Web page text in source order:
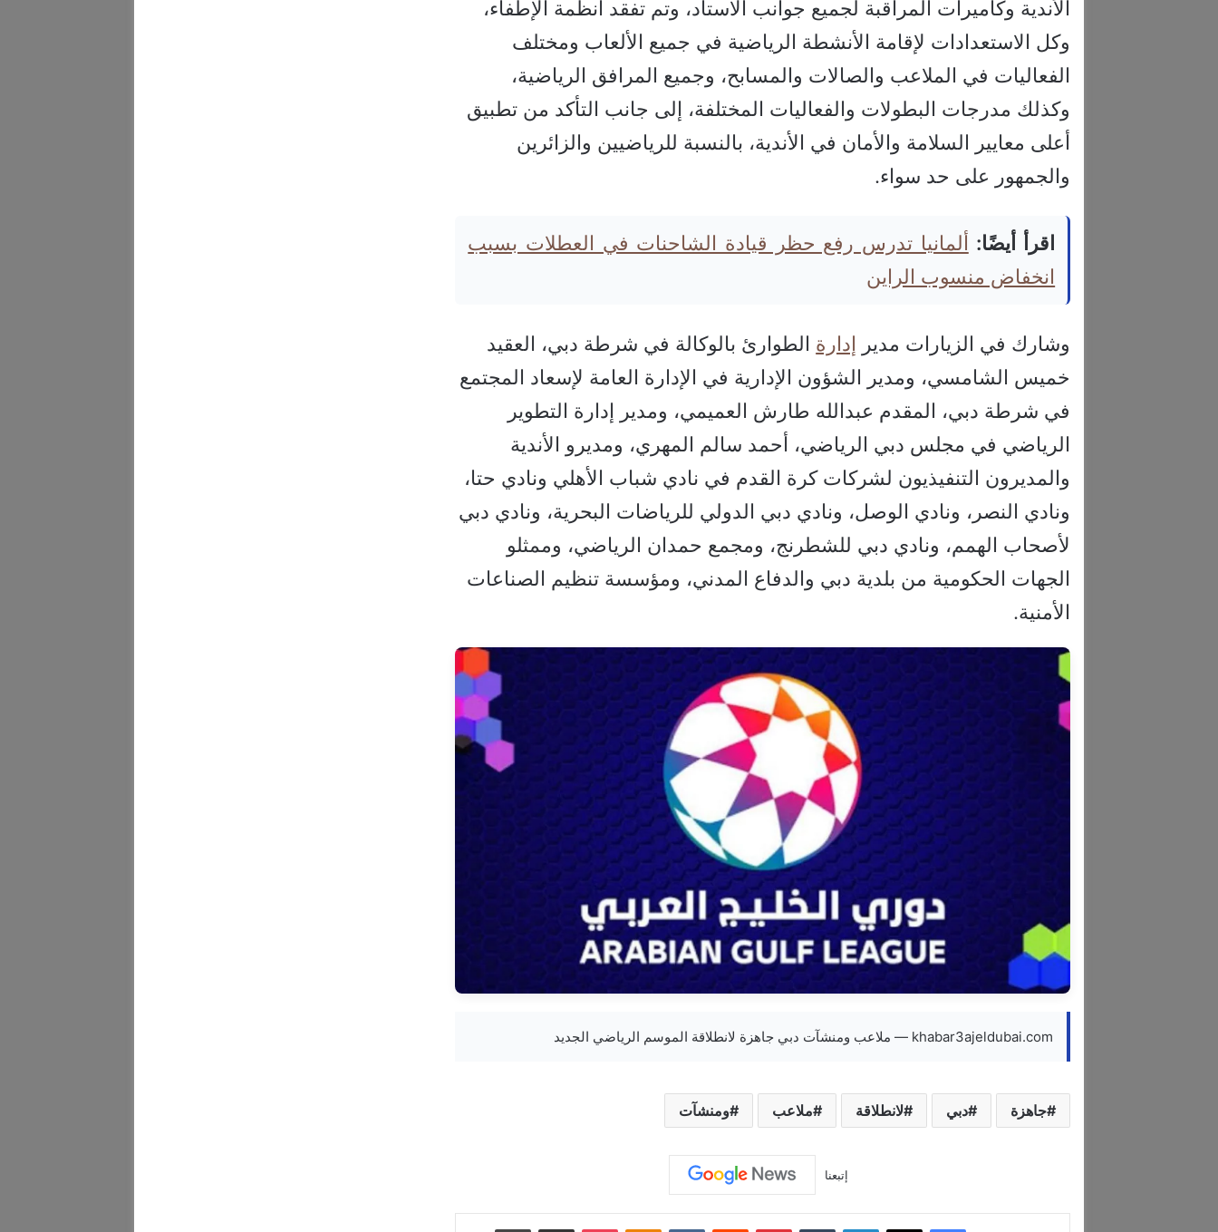
الأندية وكاميرات المراقبة لجميع جوانب الاستاد، وتم تفقد أنظمة الإطفاء،
وكل الاستعدادات لإقامة الأنشطة الرياضية في جميع الألعاب ومختلف
الفعاليات في الملاعب والصالات والمسابح، وجميع المرافق الرياضية،
وكذلك مدرجات البطولات والفعاليات المختلفة، إلى جانب التأكد من تطبيق
أعلى معايير السلامة والأمان في الأندية، بالنسبة للرياضيين والزائرين
والجمهور على حد سواء.
اقرأ أيضًا: ألمانيا تدرس رفع حظر قيادة الشاحنات في العطلات بسبب
انخفاض منسوب الراين
وشارك في الزيارات مدير إدارة الطوارئ بالوكالة في شرطة دبي، العقيد
خميس الشامسي، ومدير الشؤون الإدارية في الإدارة العامة لإسعاد المجتمع
في شرطة دبي، المقدم عبدالله طارش العميمي، ومدير إدارة التطوير
الرياضي في مجلس دبي الرياضي، أحمد سالم المهري، ومديرو الأندية
والمديرون التنفيذيون لشركات كرة القدم في نادي شباب الأهلي ونادي حتا،
ونادي النصر، ونادي الوصل، ونادي دبي الدولي للرياضات البحرية، ونادي دبي
لأصحاب الهمم، ونادي دبي للشطرنج، ومجمع حمدان الرياضي، وممثلو
الجهات الحكومية من بلدية دبي والدفاع المدني، ومؤسسة تنظيم الصناعات
الأمنية.
khabar3ajeldubai.com — ملاعب ومنشآت دبي جاهزة لانطلاقة الموسم الرياضي الجديد
جاهزة دبي لانطلاقة ملاعب ومنشآت
إتبعنا